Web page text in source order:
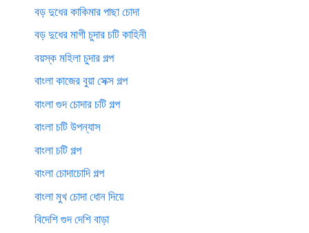
বড় দুধের কাকিমার পাছা চোদা
বড় দুধের মাগী চুদার চটি কাহিনী
বয়স্ক মহিলা চুদার গল্প
বাংলা কাজের বুয়া সেক্স গল্প
বাংলা গুদ চোদার চটি গল্প
বাংলা চটি উপন্যাস
বাংলা চটি গল্প
বাংলা চোদাচোদি গল্প
বাংলা মুখ চোদা ধোন দিয়ে
বিদেশি গুদ দেশি বাড়া